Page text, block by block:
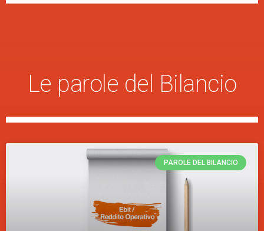
Le parole del Bilancio
PAROLE DEL BILANCIO